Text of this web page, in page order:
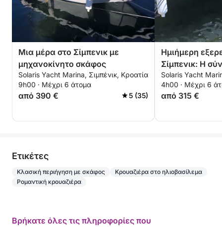
Μια μέρα στο Σίμπενικ με
μηχανοκίνητο σκάφος
Solaris Yacht Marina, Σιμπένικ, Κροατία
9h00 · Μέχρι 6 άτομα
από 390 € 5 (35)
Ημιήμερη
Σίμπενικ: Η
σας με
Solaris Yacht
4h00 · Μέχρι 6
από 315 €
Eτικέτες
Κλασική περιήγηση με σκάφος
Κρουαζιέρα στο ηλιοβασίλεμα
Ρομαντική κρουαζιέρα
Βρήκατε όλες τις πληροφορίες που